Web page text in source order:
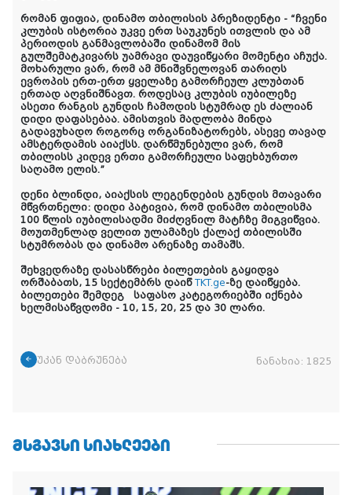
რომან ფიფია, დინამო თბილისის პრეზიდენტი - “ჩვენი
კლუბის ისტორია უკვე ერთ საუკუნეს ითვლის და ამ
პერიოდის განმავლობაში დინამომ მის
გულშემატკივარს უამრავი დაუვიწყარი მომენტი აჩუქა.
მოხარული ვარ, რომ ამ მნიშვნელოვან თარიღს
ევროპის ერთ-ერთ ყველაზე გამორჩეულ კლუბთან
ერთად აღვნიშნავთ. როდესაც კლუბის იუბილეზე
ასეთი რანგის გუნდის ჩამოდის სტუმრად ეს ძალიან
დიდი დაფასებაა. ამისთვის მადლობა მინდა
გადავუხადო როგორც ორგანიზატორებს, ასევე თავად
ამსტერდამის აიაქსს. დარწმუნებული ვარ, რომ
თბილისს კიდევ ერთი გამორჩეული საფეხბურთო
საღამო ელის.”
დენი ბლინდი, აიაქსის ლეგენდების გუნდის მთავარი
მწვრთნელი: დიდი პატივია, რომ დინამო თბილისმა
100 წლის იუბილისადმი მიძღვნილ მატჩზე მიგვიწვია.
მოუთმენლად ველით ულამაზეს ქალაქ თბილისში
სტუმრობას და დინამო არენაზე თამაშს.
შეხვედრაზე დასასწრები ბილეთების გაყიდვა
ორშაბათს, 15 სექტემბრს დაიწ TKT.ge-ზე დაიწყება.
ბილეთები შემდეგ საფასო კატეგორიებში იქნება
ხელმისაწვდომი - 10, 15, 20, 25 და 30 ლარი.
უკან დაბრუნება ნანახია: 1825
ᲛᲡᲒᲐᲕᲡᲘ ᲡᲘᲐᲮᲚᲔᲔᲑᲘ